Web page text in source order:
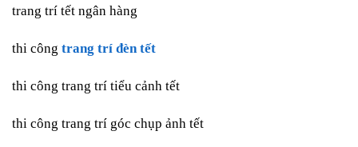
trang trí tết ngân hàng
thi công trang trí đèn tết
thi công trang trí tiểu cảnh tết
thi công trang trí góc chụp ảnh tết